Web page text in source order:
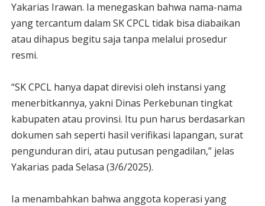
Yakarias Irawan. Ia menegaskan bahwa nama-nama
yang tercantum dalam SK CPCL tidak bisa diabaikan
atau dihapus begitu saja tanpa melalui prosedur
resmi.
“SK CPCL hanya dapat direvisi oleh instansi yang
menerbitkannya, yakni Dinas Perkebunan tingkat
kabupaten atau provinsi. Itu pun harus berdasarkan
dokumen sah seperti hasil verifikasi lapangan, surat
pengunduran diri, atau putusan pengadilan,” jelas
Yakarias pada Selasa (3/6/2025).
Ia menambahkan bahwa anggota koperasi yang